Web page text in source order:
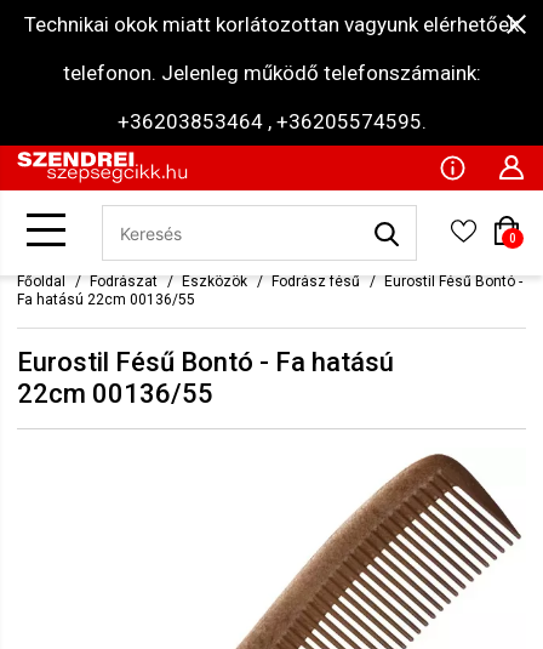
Technikai okok miatt korlátozottan vagyunk elérhetőek
telefonon. Jelenleg működő telefonszámaink:
+36203853464 , +36205574595.
0
Főoldal Fodrászat Eszközök Fodrász fésű
Eurostil Fésű Bontó -
Fa hatású 22cm 00136/55
Eurostil Fésű Bontó - Fa hatású
22cm 00136/55